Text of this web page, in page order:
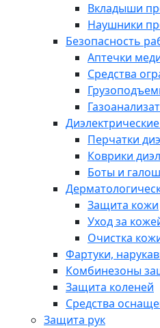
Вкладыши
Наушники
Безопасность
Аптечки
Средства
Перчатки
Коврики
Боты и
Защита кожи
Уход за
Очистка
Фартуки,
Комбинезоны
Защита коленей
Средства
Защита рук